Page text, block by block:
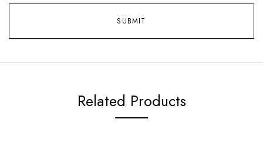
Related Products